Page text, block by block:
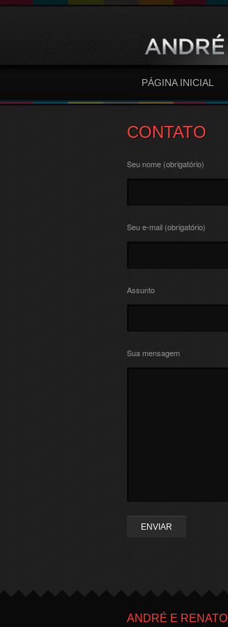
PÁGINA INICIAL
CONTATO
Seu nome (obrigatório)
Seu e-mail (obrigatório)
Assunto
Sua mensagem
ANDRÉ E RENATO